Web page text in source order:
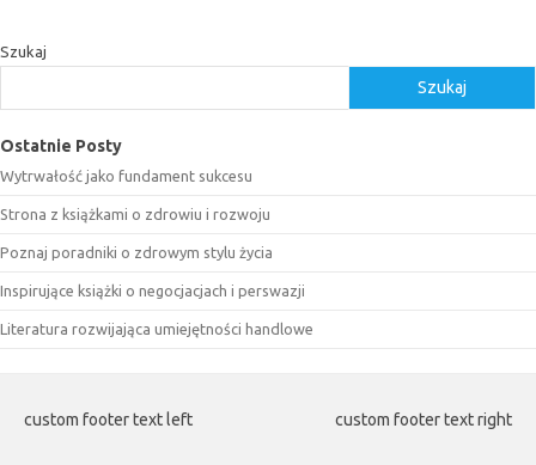
Szukaj
Szukaj
Ostatnie Posty
Wytrwałość jako fundament sukcesu
Strona z książkami o zdrowiu i rozwoju
Poznaj poradniki o zdrowym stylu życia
Inspirujące książki o negocjacjach i perswazji
Literatura rozwijająca umiejętności handlowe
custom footer text left custom footer text right